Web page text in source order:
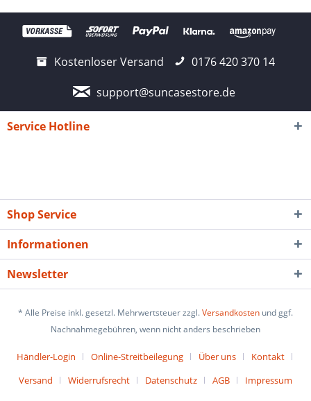
Kostenloser Versand
0176 420 370 14
support@suncasestore.de
Service Hotline
Shop Service
Informationen
Newsletter
* Alle Preise inkl. gesetzl. Mehrwertsteuer zzgl.Versandkosten und ggf.
Nachnahmegebühren, wenn nicht anders beschrieben
Händler-Login Online-Streitbeilegung Über uns
Kontakt
Versand
Widerrufsrecht Datenschutz AGB Impressum